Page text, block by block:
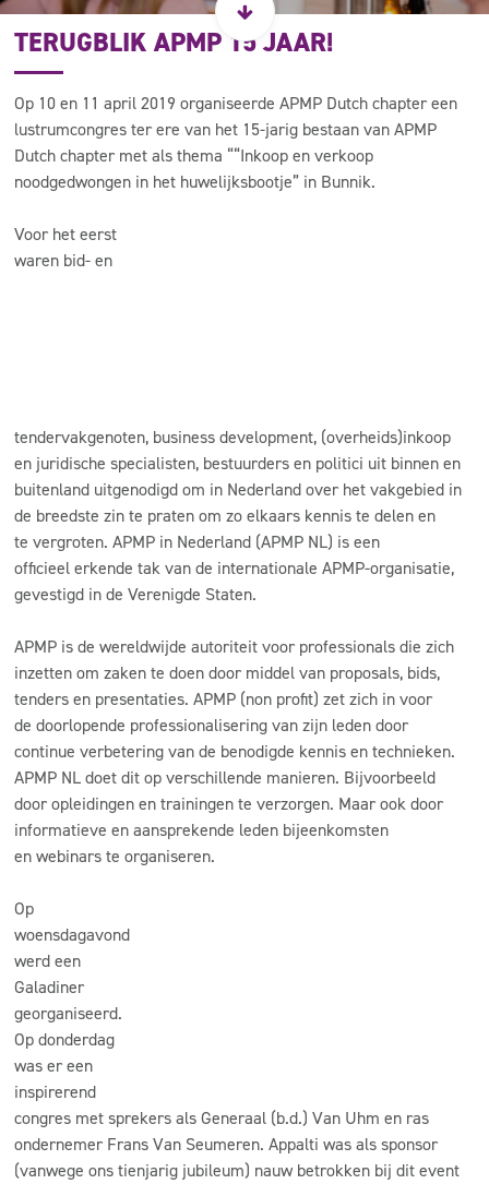
TERUGBLIK APMP 15 JAAR!
Op 10 en 11 april 2019 organiseerde APMP Dutch chapter een
lustrumcongres ter ere van het 15-jarig bestaan van APMP
Dutch chapter met als thema ““Inkoop en verkoop
noodgedwongen in het huwelijksbootje” in Bunnik.
Voor het eerst
waren bid- en
tendervakgenoten, business development, (overheids)inkoop
en juridische specialisten, bestuurders en politici uit binnen en
buitenland uitgenodigd om in Nederland over het vakgebied in
de breedste zin te praten om zo elkaars kennis te delen en
te vergroten. APMP in Nederland (APMP NL) is een
officieel erkende tak van de internationale APMP-organisatie,
gevestigd in de Verenigde Staten.
APMP is de wereldwijde autoriteit voor professionals die zich
inzetten om zaken te doen door middel van proposals, bids,
tenders en presentaties. APMP (non profit) zet zich in voor
de doorlopende professionalisering van zijn leden door
continue verbetering van de benodigde kennis en technieken.
APMP NL doet dit op verschillende manieren. Bijvoorbeeld
door opleidingen en trainingen te verzorgen. Maar ook door
informatieve en aansprekende leden bijeenkomsten
en webinars te organiseren.
Op
woensdagavond
werd een
Galadiner
georganiseerd.
Op donderdag
was er een
inspirerend
congres met sprekers als Generaal (b.d.) Van Uhm en ras
ondernemer Frans Van Seumeren. Appalti was als sponsor
(vanwege ons tienjarig jubileum) nauw betrokken bij dit event